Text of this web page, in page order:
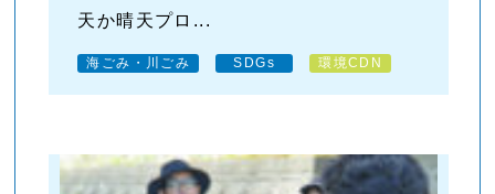
天か晴天プロ...
海ごみ・川ごみ SDGs 環境CDN